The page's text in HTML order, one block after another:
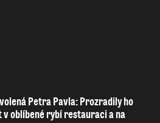
Petra Pavla: Prozradily ho
oblíbené rybí restauraci a na